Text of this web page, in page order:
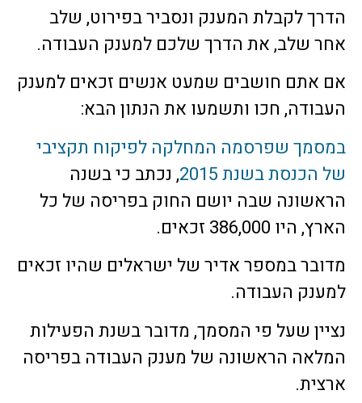
הדרך לקבלת המענק ונסביר בפירוט, שלב
אחר שלב, את הדרך שלכם למענק העבודה.
אם אתם חושבים שמעט אנשים זכאים למענק
העבודה, חכו ותשמעו את הנתון הבא:
במסמך שפרסמה המחלקה לפיקוח תקציבי
של הכנסת בשנת 2015
, נכתב כי בשנה
הראשונה שבה יושם החוק בפריסה של כל
הארץ, היו 386,000 זכאים.
מדובר במספר אדיר של ישראלים שהיו זכאים
למענק העבודה.
נציין שעל פי המסמך, מדובר בשנת הפעילות
המלאה הראשונה של מענק העבודה בפריסה
ארצית.